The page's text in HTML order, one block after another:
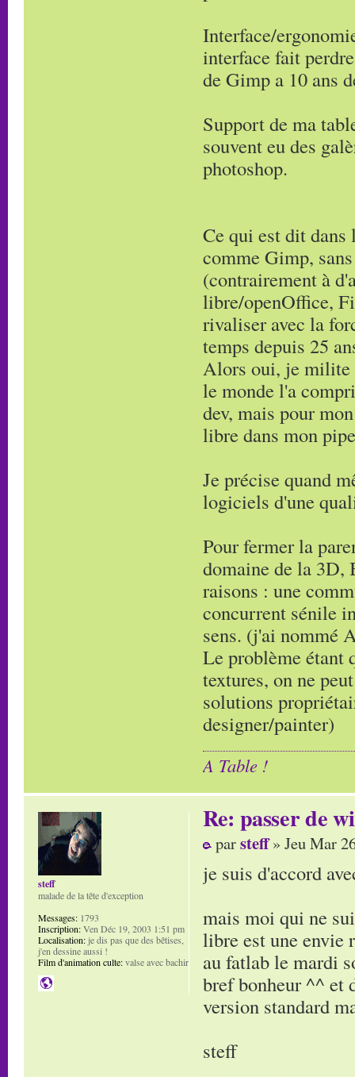
Interface/
interface fait
de Gimp a 10 ans
Support de ma
souvent eu des
photoshop.
Ce qui est dit
comme Gimp,
(contrairement à
libre/openOffice,
rivaliser avec la
temps depuis 25
Alors oui, je milite
le monde l'a
dev, mais pour
libre dans mon
Je précise quand
logiciels d'une
Pour fermer la
domaine de la 3D,
raisons : une
concurrent sénile
sens. (j'ai nommé
Le problème étant
textures, on ne
solutions
designer/painter)
A Table !
Re: passer de
parsteff» Jeu Mar
je suis d'accord
mais moi qui ne
libre est une envie
au fatlab le mardi
bref bonheur ^^ et
version standard
steff
steff
malade de la tête d'exception
Messages: 1793
Inscription:Ven Déc 19, 2003 1:51 pm
Localisation:je dis pas que des bêtises,
j'en dessine aussi !
Film d'animation culte:valse avec bachir